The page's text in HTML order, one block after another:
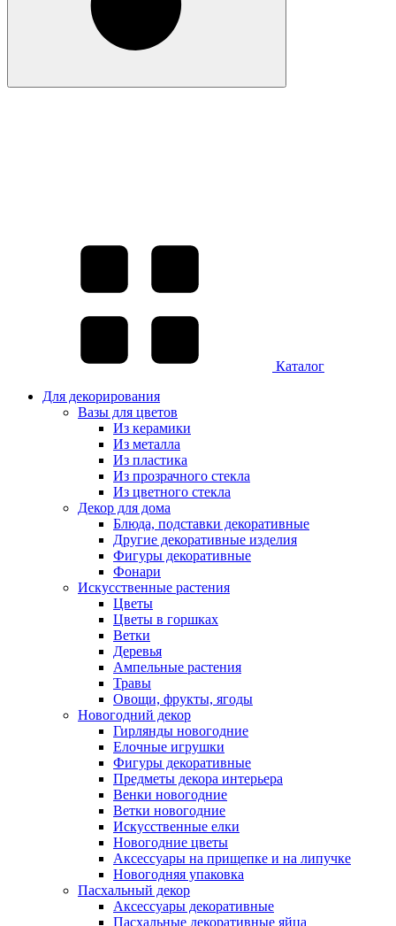
Каталог
Для декорирования
Вазы для цветов
Из керамики
Из металла
Из пластика
Из прозрачного стекла
Из цветного стекла
Декор для дома
Блюда, подставки декоративные
Другие декоративные изделия
Фигуры декоративные
Фонари
Искусственные растения
Цветы
Цветы в горшках
Ветки
Деревья
Ампельные растения
Травы
Овощи, фрукты, ягоды
Новогодний декор
Гирлянды новогодние
Елочные игрушки
Фигуры декоративные
Предметы декора интерьера
Венки новогодние
Ветки новогодние
Искусственные елки
Новогодние цветы
Аксессуары на прищепке и на липучке
Новогодняя упаковка
Пасхальный декор
Аксессуары декоративные
Пасхальные декоративные яйца